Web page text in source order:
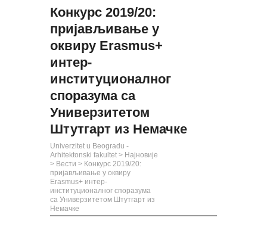
Конкурс 2019/20:
пријављивање у
оквиру Erasmus+
интер-
институционалног
споразума са
Универзитетом
Штутгарт из Немачке
Univerzitet u Beogradu -
Arhitektonski fakultet > Најновије
> Вести > Конкурс 2019/20:
пријављивање у оквиру
Erasmus+ интер-
институционалног споразума
са Универзитетом Штутгарт из
Немачке